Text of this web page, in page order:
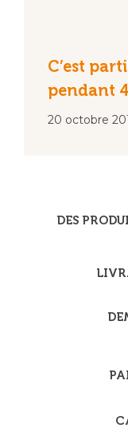
C’est
pendant
20 octobre
DES